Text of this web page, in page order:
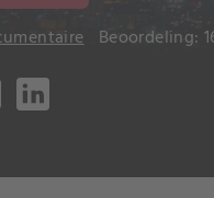
Beoordeling: